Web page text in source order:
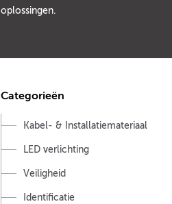
oplossingen.
Categorieën
Kabel- & Installatiemateriaal
LED verlichting
Veiligheid
Identificatie